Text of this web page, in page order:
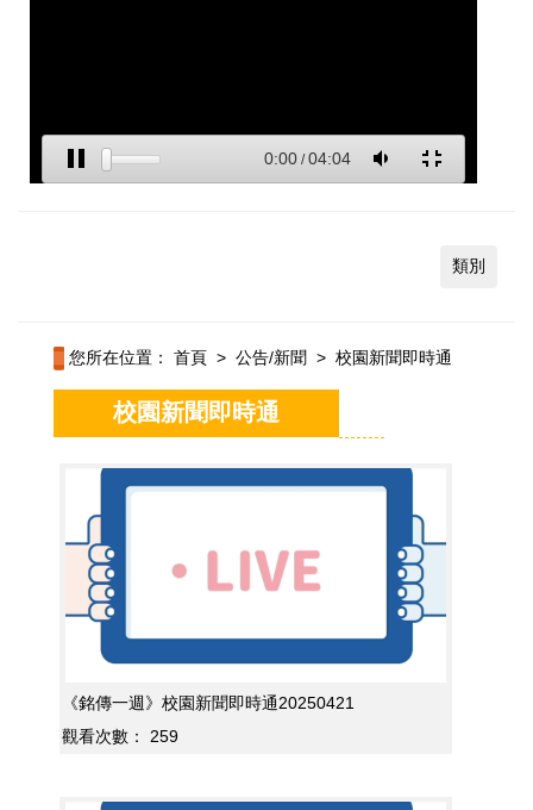
類別
您所在位置： 首頁 > 公告/新聞 > 校園新聞即時通
校園新聞即時通
《銘傳一週》校園新聞即時通20250421
觀看次數：
259